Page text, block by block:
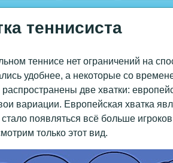
теннисиста
теннисе нет ограничений на
удобнее, а некоторые со
распространены две хватки:
вариации. Европейская хватка
появляться всё больше
только этот вид.